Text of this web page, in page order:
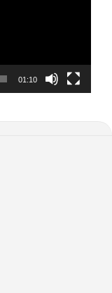
01:10